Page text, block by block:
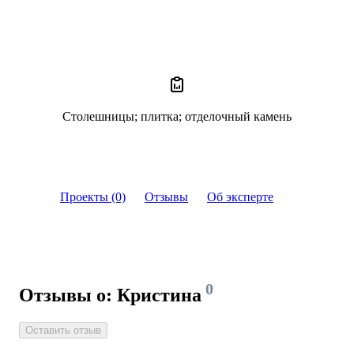
Проекты (0) Отзывы Об эксперте
Отзывы о: Кристина 0
Оставить отзыв
Столешницы; плитка; отделочный камень